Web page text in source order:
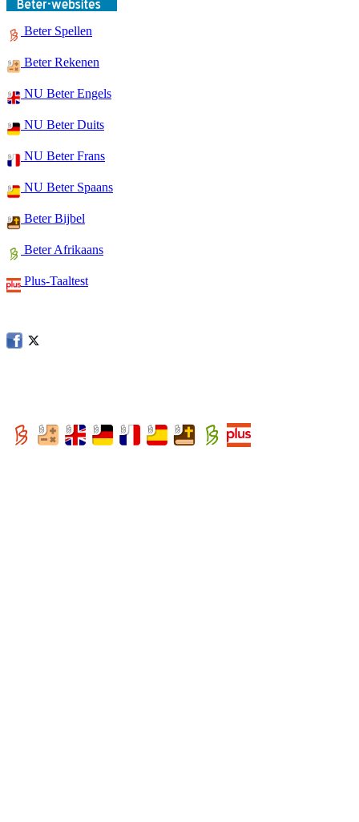
Beter Spellen
Beter Rekenen
NU Beter Engels
NU Beter Duits
NU Beter Frans
NU Beter Spaans
Beter Bijbel
Beter Afrikaans
Plus-Taaltest